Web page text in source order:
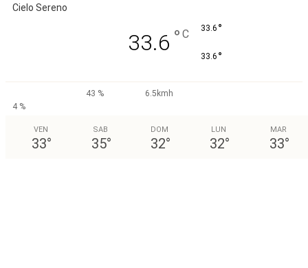
Cielo Sereno
33.6 ° C 33.6 °
33.6 °
43 %
6.5kmh
4 %
VEN
33°
SAB
35°
DOM
32°
LUN
32°
MAR
33°